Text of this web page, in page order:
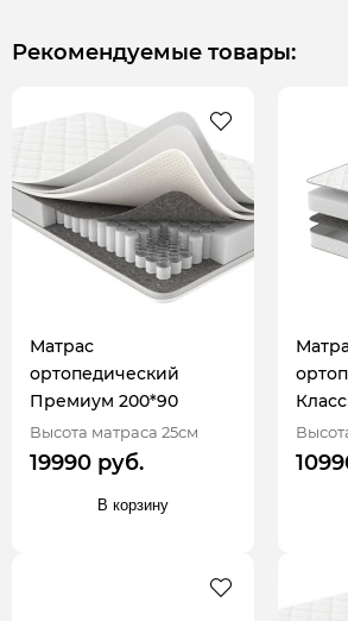
Рекомендуемые товары:
Матрас
ортопедический
Премиум 200*90
Высота матраса 25см
19990 руб.
В корзину